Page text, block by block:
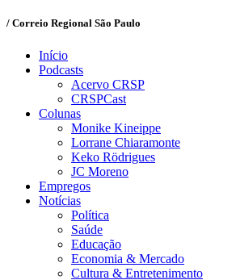
/ Correio Regional São Paulo
Início
Podcasts
Acervo CRSP
CRSPCast
Colunas
Monike Kineippe
Lorrane Chiaramonte
Keko Rödrigues
JC Moreno
Empregos
Notícias
Política
Saúde
Educação
Economia & Mercado
Cultura & Entretenimento